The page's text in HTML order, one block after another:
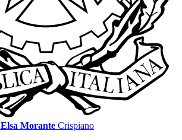
Elsa Morante Crispiano